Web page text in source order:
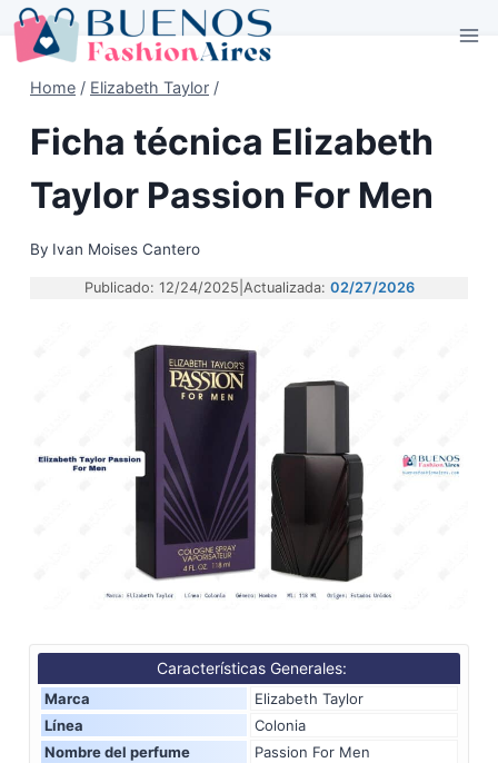
Skip
to
Home / Elizabeth Taylor /
Ficha técnica Elizabeth
Taylor Passion For Men
By Ivan Moises Cantero
Publicado: 12/24/2025 Actualizada: 02/27/2026
Características Generales:
Marca
Elizabeth Taylor
Línea
Colonia
Nombre del perfume
Passion For Men